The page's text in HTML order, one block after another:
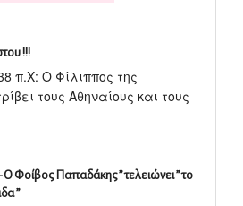
!!!
π.X: Ο Φίλιππος της
τους Αθηναίους και τους
Ο Φοίβος Παπαδάκης ” τελειώνει ” το
”